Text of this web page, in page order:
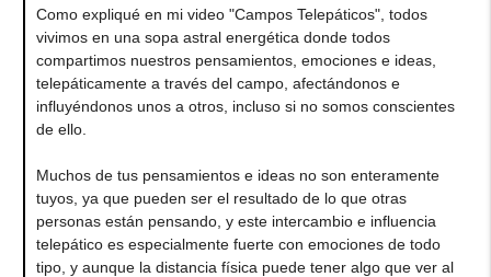
Como expliqué en mi video "Campos Telepáticos", todos
vivimos en una sopa astral energética donde todos
compartimos nuestros pensamientos, emociones e ideas,
telepáticamente a través del campo, afectándonos e
influyéndonos unos a otros, incluso si no somos conscientes
de ello.
Muchos de tus pensamientos e ideas no son enteramente
tuyos, ya que pueden ser el resultado de lo que otras
personas están pensando, y este intercambio e influencia
telepático es especialmente fuerte con emociones de todo
tipo, y aunque la distancia física puede tener algo que ver al